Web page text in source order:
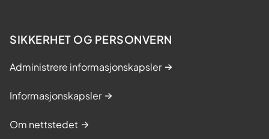
SIKKERHET OG PERSONVERN
Administrere informasjonskapsler
Informasjonskapsler
Om nettstedet